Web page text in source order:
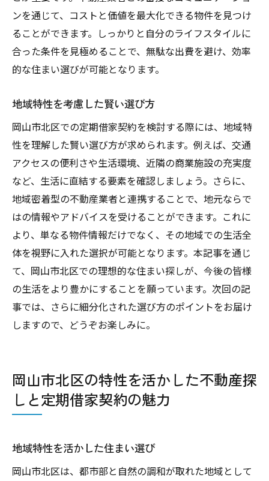
ンを通じて、コストと価値を最大化できる物件を見つけ
ることができます。しっかりと自分のライフスタイルに
合った条件を見極めることで、無駄な出費を避け、効率
的な住まい選びが可能となります。
地域特性を考慮した賢い選び方
岡山市北区での定期借家契約を検討する際には、地域特
性を理解した賢い選び方が求められます。例えば、交通
アクセスの便利さや生活環境、近隣の商業施設の充実度
など、生活に直結する要素を確認しましょう。さらに、
地域密着型の不動産業者と連携することで、地元ならで
はの情報やアドバイスを受けることができます。これに
より、単なる物件情報だけでなく、その地域での生活全
体を視野に入れた選択が可能となります。本記事を通じ
て、岡山市北区での理想的な住まい探しが、今後の皆様
の生活をより豊かにすることを願っています。次回の記
事では、さらに細分化された選び方のポイントをお届け
しますので、どうぞお楽しみに。
岡山市北区の特性を活かした不動産探
しと定期借家契約の魅力
地域特性を活かした住まい選び
岡山市北区は、都市部と自然の調和が取れた地域として